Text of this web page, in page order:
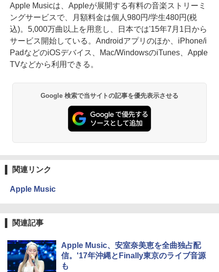
Apple Musicは、Appleが展開する有料の音楽ストリーミ
ングサービスで、月額料金は個人980円/学生480円(税
込)。5,000万曲以上を用意し、日本では'15年7月1日から
サービス開始している。Androidアプリのほか、iPhone/i
PadなどのiOSデバイス、Mac/WindowsのiTunes、Apple
TVなどから利用できる。
Google 検索で当サイトの記事を優先表示させる
関連リンク
Apple Music
関連記事
Apple Music、安室奈美恵を全曲独占配
信。'17年沖縄とFinally東京のライブ音源
も